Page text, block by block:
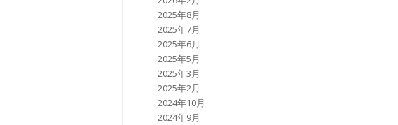
2025年8月
2025年7月
2025年6月
2025年5月
2025年3月
2025年2月
2024年10月
2024年9月